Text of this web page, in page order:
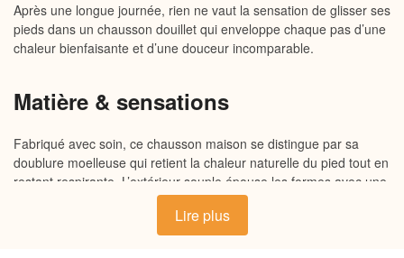
Après une longue journée, rien ne vaut la sensation de glisser ses
pieds dans un chausson douillet qui enveloppe chaque pas d’une
chaleur bienfaisante et d’une douceur incomparable.
Matière & sensations
Fabriqué avec soin, ce chausson maison se distingue par sa
doublure moelleuse qui retient la chaleur naturelle du pied tout en
restant respirante. L’extérieur souple épouse les formes avec une
légèreté agréable, tandis que la semelle antidérapante assure
une stabilité rassurante sur tous les sols. Le résultat : un confort
enveloppant, une douceur que l’on ressent à chaque mouvement,
Lire plus